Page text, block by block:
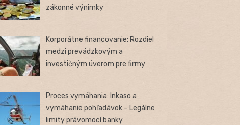
zákonné výnimky
Korporátne financovanie: Rozdiel
medzi prevádzkovým a
investičným úverom pre firmy
Proces vymáhania: Inkaso a
vymáhanie pohľadávok – Legálne
limity právomocí banky